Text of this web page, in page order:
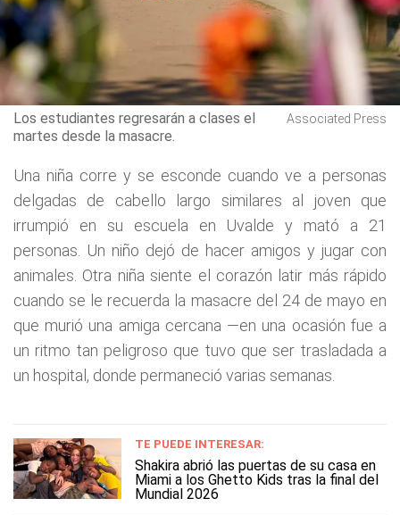
Los estudiantes regresarán a clases el
martes desde la masacre.
Associated Press
Una niña corre y se esconde cuando ve a personas
delgadas de cabello largo similares al joven que
irrumpió en su escuela en Uvalde y mató a 21
personas. Un niño dejó de hacer amigos y jugar con
animales. Otra niña siente el corazón latir más rápido
cuando se le recuerda la masacre del 24 de mayo en
que murió una amiga cercana —en una ocasión fue a
un ritmo tan peligroso que tuvo que ser trasladada a
un hospital, donde permaneció varias semanas.
TE PUEDE INTERESAR:
Shakira abrió las puertas de su casa en
Miami a los Ghetto Kids tras la final del
Mundial 2026